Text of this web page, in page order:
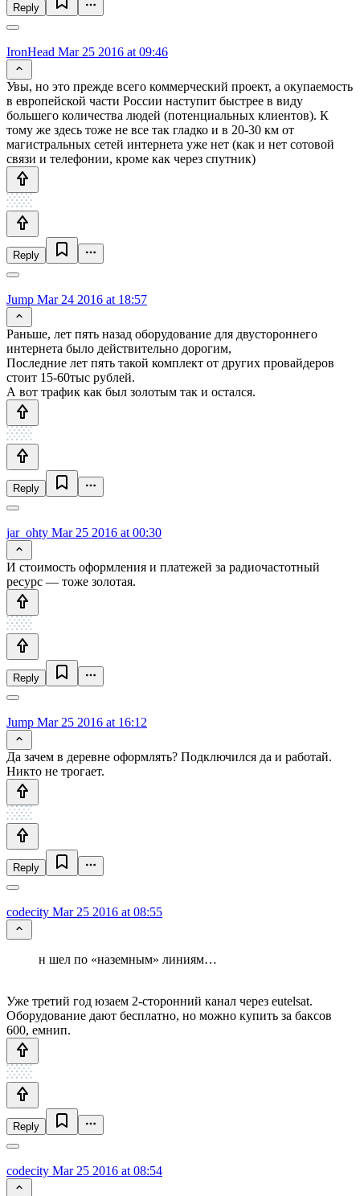
Reply
IronHead Mar 25 2016 at 09:46
Увы, но это прежде всего коммерческий проект, а окупаемость
в европейской части России наступит быстрее в виду
большего количества людей (потенциальных клиентов). К
тому же здесь тоже не все так гладко и в 20-30 км от
магистральных сетей интернета уже нет (как и нет сотовой
связи и телефонии, кроме как через спутник)
Reply
Jump Mar 24 2016 at 18:57
Раньше, лет пять назад оборудование для двустороннего
интернета было действительно дорогим,
Последние лет пять такой комплект от других провайдеров
стоит 15-60тыс рублей.
А вот трафик как был золотым так и остался.
Reply
jar_ohty Mar 25 2016 at 00:30
И стоимость оформления и платежей за радиочастотный
ресурс — тоже золотая.
Reply
Jump Mar 25 2016 at 16:12
Да зачем в деревне оформлять? Подключился да и работай.
Никто не трогает.
Reply
codecity Mar 25 2016 at 08:55
н шел по «наземным» линиям…
Уже третий год юзаем 2-сторонний канал через eutelsat.
Оборудование дают бесплатно, но можно купить за баксов
600, емнип.
Reply
codecity Mar 25 2016 at 08:54